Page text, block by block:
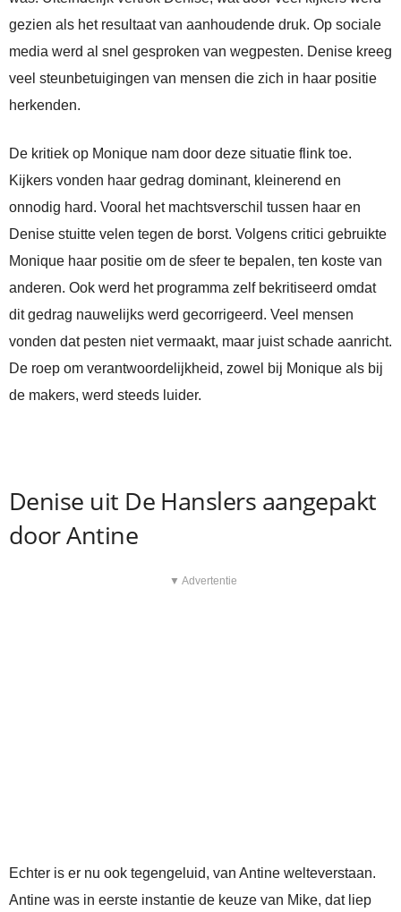
gezien als het resultaat van aanhoudende druk. Op sociale
media werd al snel gesproken van wegpesten. Denise kreeg
veel steunbetuigingen van mensen die zich in haar positie
herkenden.
De kritiek op Monique nam door deze situatie flink toe.
Kijkers vonden haar gedrag dominant, kleinerend en
onnodig hard. Vooral het machtsverschil tussen haar en
Denise stuitte velen tegen de borst. Volgens critici gebruikte
Monique haar positie om de sfeer te bepalen, ten koste van
anderen. Ook werd het programma zelf bekritiseerd omdat
dit gedrag nauwelijks werd gecorrigeerd. Veel mensen
vonden dat pesten niet vermaakt, maar juist schade aanricht.
De roep om verantwoordelijkheid, zowel bij Monique als bij
de makers, werd steeds luider.
Denise uit De Hanslers aangepakt
door Antine
▼ Advertentie
Echter is er nu ook tegengeluid, van Antine welteverstaan.
Antine was in eerste instantie de keuze van Mike, dat liep